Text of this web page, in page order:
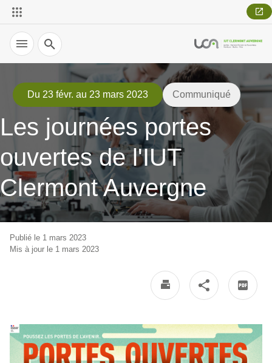
Recherche
Du 23 févr. au 23 mars 2023 Communiqué
Les journées portes
ouvertes de l'IUT
Clermont Auvergne
Publié le 1 mars 2023
Mis à jour le 1 mars 2023